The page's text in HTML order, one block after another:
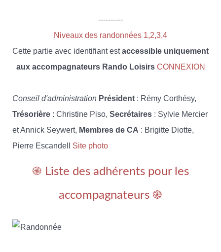
----------
Niveaux des randonnées 1,2,3,4
Cette partie avec identifiant estaccessible uniquement
aux accompagnateurs Rando Loisirs CONNEXION
Conseil d'administration Président : Rémy Corthésy,
Trésorière : Christine Piso, Secrétaires : Sylvie Mercier
et Annick Seywert, Membres de CA : Brigitte Diotte,
Pierre Escandell Site photo
֎ Liste des adhérents pour les
accompagnateurs ֎